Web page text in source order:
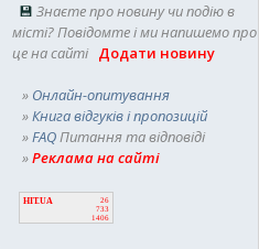
💾 Знаєте про новину чи подію в
місті? Повідомте і ми напишемо про
це на сайті Додати новину
» Онлайн-опитування
»Книга відгуків і пропозицій
»FAQПитання та відповіді
»Реклама на сайті
HIT.UA
26
733
1406